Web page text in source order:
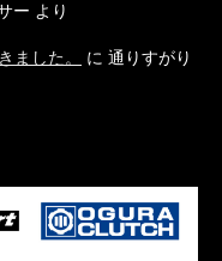
ー より
ました。 に 通りすがり